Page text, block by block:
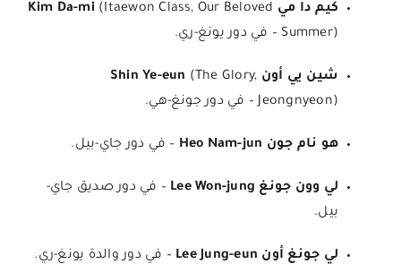
كيم دا مي Kim Da-mi (Itaewon Class, Our Beloved
Summer) – في دور يونغ-ري.
شين يي أون Shin Ye-eun (The Glory,
Jeongnyeon) – في دور جونغ-هي.
هو نام جون Heo Nam-jun – في دور جاي-بيل.
لي وون جونغ Lee Won-jung
– في دور صديق جاي-
بيل.
لي جونغ أون Lee Jung-eun – في دور والدة يونغ-ري.